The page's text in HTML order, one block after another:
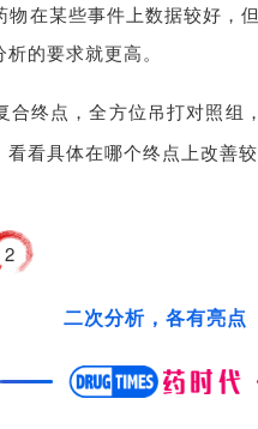
在某些事件上数据较好，
的要求就更高。
终点，全方位吊打对照组
看具体在哪个终点上改善
2
二次分析，各有亮点